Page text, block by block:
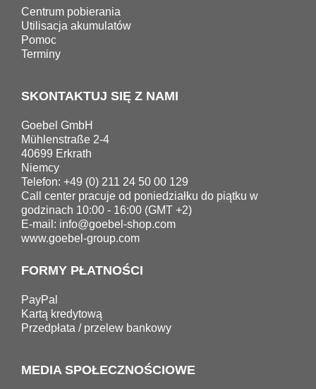
Centrum pobierania
Utilisacja akumulatów
Pomoc
Terminy
SKONTAKTUJ SIĘ Z NAMI
Goebel GmbH
Mühlenstraße 2-4
40699 Erkrath
Niemcy
Telefon: +49 (0) 211 24 50 00 129
Call center pracuje od poniedziałku do piątku w
godzinach 10:00 - 16:00 (GMT +2)
E-mail: info@goebel-shop.com
www.goebel-group.com
FORMY PŁATNOŚCI
PayPal
Kartą kredytową
Przedpłata / przelew bankowy
MEDIA SPOŁECZNOŚCIOWE